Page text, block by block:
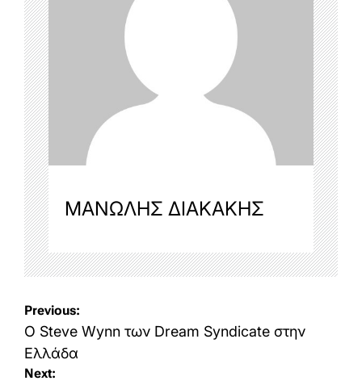
ΜΑΝΩΛΗΣ ΔΙΑΚΑΚΗΣ
Post
navigation
Previous:
O Steve Wynn των Dream Syndicate στην
Ελλάδα
Next: